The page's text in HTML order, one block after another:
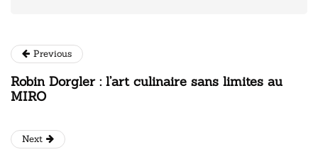
Previous
Robin Dorgler : l’art culinaire sans limites au
MIRO
Next